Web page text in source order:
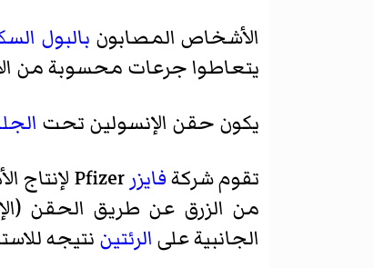
الأشخاص المصابون بالبول
يتعاطوا جرعات محسوبة من
يكون حقن الإنسولين تحت
تقوم شركةفايزر Pfizer لإنتاج الأدوية بإنتاج إنسولين جديد يؤخذ عن طريق
من الزرق عن طريق الحقن
الجانبية على الرئتين نتيجه